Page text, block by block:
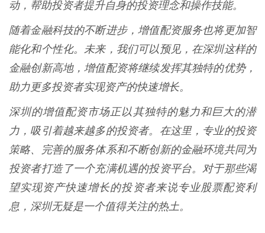
动，帮助投资者提升自身的投资理念和操作技能。
随着金融科技的不断进步，增值配资服务也将更加智
能化和个性化。未来，我们可以预见，在深圳这样的
金融创新高地，增值配资将继续发挥其独特的优势，
助力更多投资者实现资产的快速增长。
深圳的增值配资市场正以其独特的魅力和巨大的潜
力，吸引着越来越多的投资者。在这里，专业的投资
策略、完善的服务体系和不断创新的金融环境共同为
投资者打造了一个充满机遇的投资平台。对于那些渴
望实现资产快速增长的投资者来说专业股票配资利
息，深圳无疑是一个值得关注的热土。